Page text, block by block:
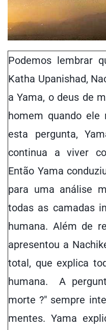
Podemos lembrar
Katha Upanishad,
a Yama, o deus de
homem quando ele
esta pergunta,
continua a viver
Então Yama
para uma análise
todas as camadas
humana. Além de
apresentou a
total, que explica
humana.
A
morte ?" sempre
mentes. Yama